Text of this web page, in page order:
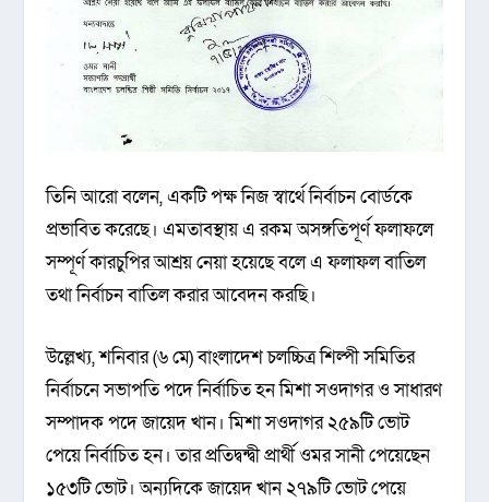
তিনি আরো বলেন, একটি পক্ষ নিজ স্বার্থে নির্বাচন বোর্ডকে
প্রভাবিত করেছে। এমতাবস্থায় এ রকম অসঙ্গতিপূর্ণ ফলাফলে
সম্পূর্ণ কারচুপির আশ্রয় নেয়া হয়েছে বলে এ ফলাফল বাতিল
তথা নির্বাচন বাতিল করার আবেদন করছি।
উল্লেখ্য, শনিবার (৬ মে) বাংলাদেশ চলচ্চিত্র শিল্পী সমিতির
নির্বাচনে সভাপতি পদে নির্বাচিত হন মিশা সওদাগর ও সাধারণ
সম্পাদক পদে জায়েদ খান। মিশা সওদাগর ২৫৯টি ভোট
পেয়ে নির্বাচিত হন। তার প্রতিদ্বন্দ্বী প্রার্থী ওমর সানী পেয়েছেন
১৫৩টি ভোট। অন্যদিকে জায়েদ খান ২৭৯টি ভোট পেয়ে